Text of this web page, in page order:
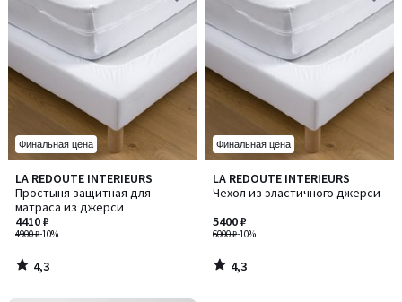
Финальная цена
LA REDOUTE INTERIEURS
Простыня защитная для
матраса из джерси
4900 ₽-10%
4410 ₽
4,3
/ 5
4,3
/
Финальная цена
LA REDOUTE INTERIEURS
Чехол из эластичного джерси
6000 ₽-10%
5400 ₽
4,3
/ 5
4,3
/